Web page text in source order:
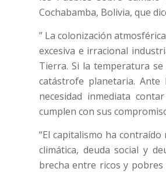
Cochabamba, Bolivia, que
” La colonización
excesiva e irracional
Tierra. Si la temperatura
catástrofe planetaria.
necesidad inmediata
cumplen con sus
“El capitalismo ha
climática, deuda social y
brecha entre ricos y